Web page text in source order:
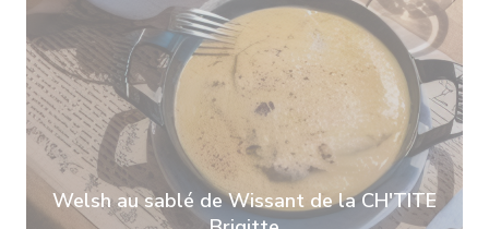
Welsh au sablé de Wissant de la CH'TITE